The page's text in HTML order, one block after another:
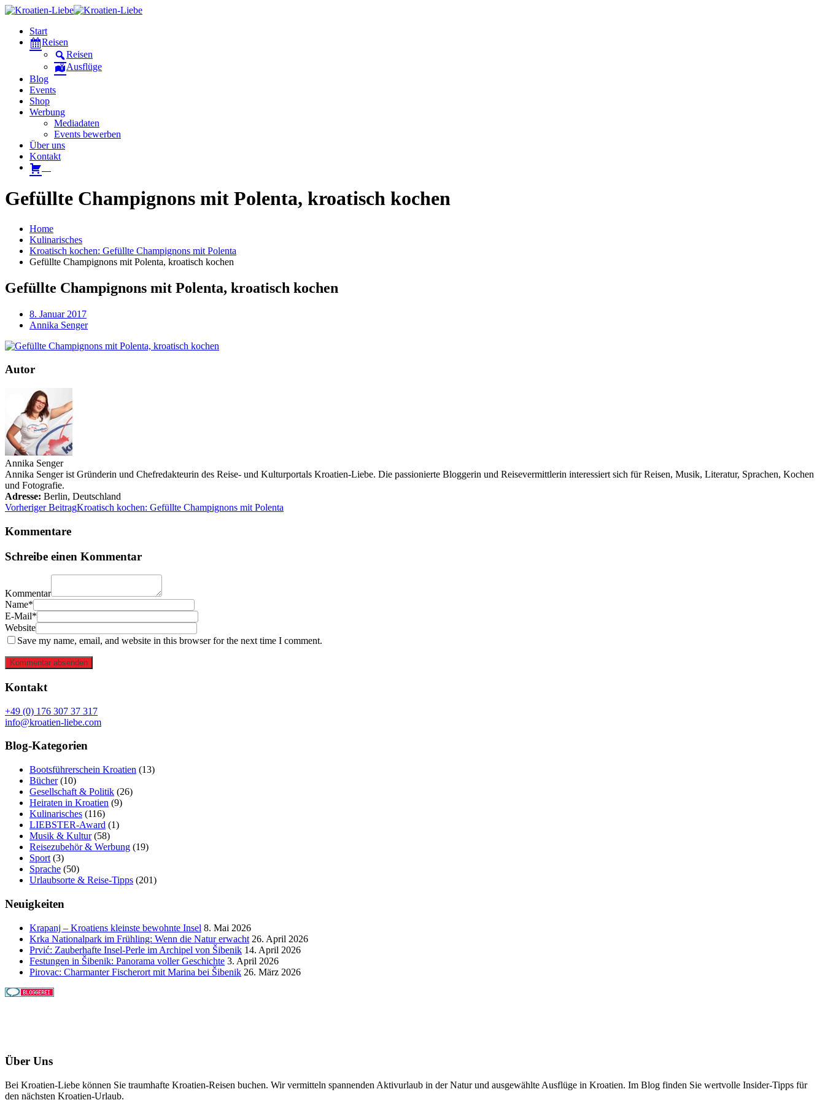
Start
Reisen
Reisen
Ausflüge
Blog
Events
Shop
Werbung
Mediadaten
Events bewerben
Über uns
Kontakt
Gefüllte Champignons mit Polenta, kroatisch kochen
Home
Kulinarisches
Kroatisch kochen: Gefüllte Champignons mit Polenta
Gefüllte Champignons mit Polenta, kroatisch kochen
Gefüllte Champignons mit Polenta, kroatisch kochen
8. Januar 2017
Annika Senger
Autor
Annika Senger
Annika Senger ist Gründerin und Chefredakteurin des Reise- und Kulturportals Kroatien-Liebe. Die passionierte Bloggerin und Reisevermittlerin interessiert sich für Reisen, Musik, Literatur, Sprachen, Kochen
und Fotografie.
Adresse: Berlin, Deutschland
Vorheriger BeitragKroatisch kochen: Gefüllte Champignons mit Polenta
Kommentare
Schreibe einen Kommentar
Kommentar
Name*
E-Mail*
Website
Save my name, email, and website in this browser for the next time I comment.
Kommentar absenden
Kontakt
+49 (0) 176 307 37 317
info@kroatien-liebe.com
Blog-Kategorien
Bootsführerschein Kroatien (13)
Bücher(10)
Gesellschaft & Politik (26)
Heiraten in Kroatien (9)
Kulinarisches (116)
LIEBSTER-Award (1)
Musik & Kultur(58)
Reisezubehör & Werbung (19)
Sport (3)
Sprache (50)
Urlaubsorte & Reise-Tipps (201)
Neuigkeiten
Krapanj – Kroatiens kleinste bewohnte Insel 8. Mai 2026
Krka Nationalpark im Frühling: Wenn die Natur erwacht 26. April 2026
Prvić: Zauberhafte Insel-Perle im Archipel von Šibenik 14. April 2026
Festungen in Šibenik: Panorama voller Geschichte 3. April 2026
Pirovac: Charmanter Fischerort mit Marina bei Šibenik 26. März 2026
Über Uns
Bei Kroatien-Liebe können Sie traumhafte Kroatien-Reisen buchen. Wir vermitteln spannenden Aktivurlaub in der Natur und ausgewählte Ausflüge in Kroatien. Im Blog finden Sie wertvolle Insider-Tipps für
den nächsten Kroatien-Urlaub.